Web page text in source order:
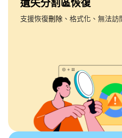
遺失分割區恢復
支援恢復刪除 、格式化、無法